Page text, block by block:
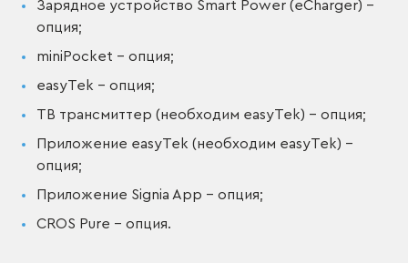
Зарядное устройство Smart Power (eCharger) –
опция;
miniPocket – опция;
easyTek – опция;
ТВ трансмиттер (необходим easyTek) – опция;
Приложение easyTek (необходим easyTek) –
опция;
Приложение Signia App – опция;
CROS Pure – опция.